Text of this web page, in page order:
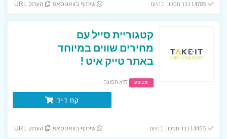
שיתוף בוואטסאפ העתק URL
קטגוריית סייל עם
מחירים שווים במיוחד
באתר טייק איט !
מבצע ללא תפוגה
קח דיל
שיתוף בוואטסאפ העתק URL